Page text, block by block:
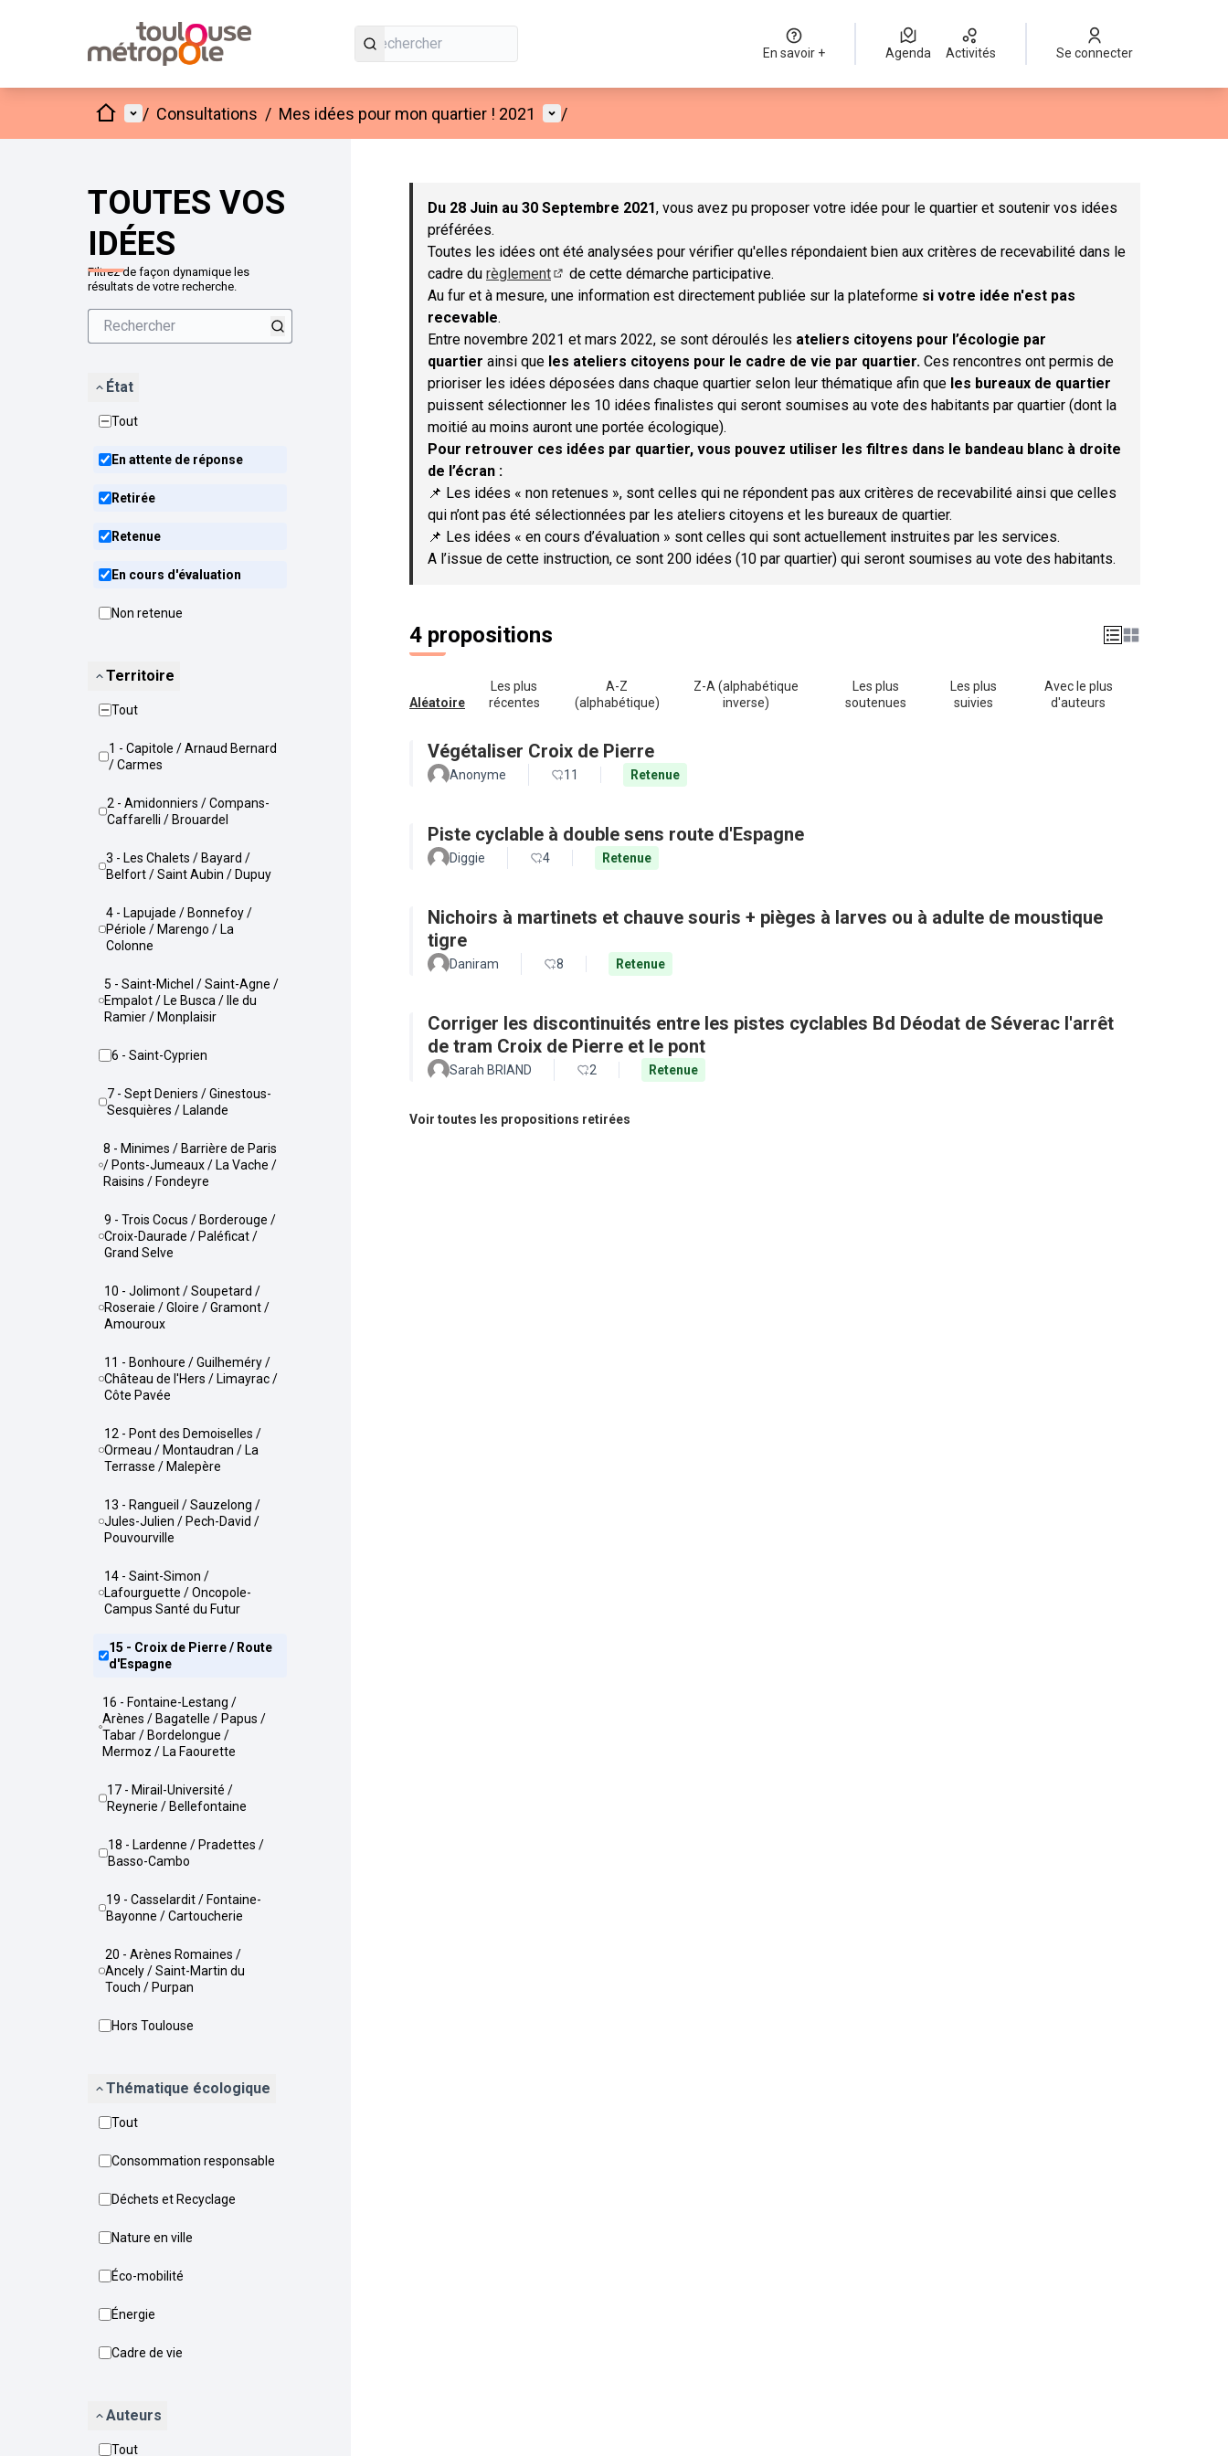
En savoir + Agenda Activités Se connecter
AccueilMenu principal
/ Consultations / Mes idées pour mon quartier ! 2021 Menu utilisateur
/
TOUTES VOS
IDÉES
Filtrez de façon dynamique les
résultats de votre recherche.
État
Tout
En attente de réponse
Retirée
Retenue
En cours d'évaluation
Non retenue
Territoire
Tout
1 - Capitole / Arnaud Bernard
/ Carmes
2 - Amidonniers / Compans-
Caffarelli / Brouardel
3 - Les Chalets / Bayard /
Belfort / Saint Aubin / Dupuy
4 - Lapujade / Bonnefoy /
Périole / Marengo / La
Colonne
5 - Saint-Michel / Saint-Agne /
Empalot / Le Busca / Ile du
Ramier / Monplaisir
6 - Saint-Cyprien
7 - Sept Deniers / Ginestous-
Sesquières / Lalande
8 - Minimes / Barrière de Paris
/ Ponts-Jumeaux / La Vache /
Raisins / Fondeyre
9 - Trois Cocus / Borderouge /
Croix-Daurade / Paléficat /
Grand Selve
10 - Jolimont / Soupetard /
Roseraie / Gloire / Gramont /
Amouroux
11 - Bonhoure / Guilheméry /
Château de l'Hers / Limayrac /
Côte Pavée
12 - Pont des Demoiselles /
Ormeau / Montaudran / La
Terrasse / Malepère
13 - Rangueil / Sauzelong /
Jules-Julien / Pech-David /
Pouvourville
14 - Saint-Simon /
Lafourguette / Oncopole-
Campus Santé du Futur
15 - Croix de Pierre / Route
d'Espagne
16 - Fontaine-Lestang /
Arènes / Bagatelle / Papus /
Tabar / Bordelongue /
Mermoz / La Faourette
17 - Mirail-Université /
Reynerie / Bellefontaine
18 - Lardenne / Pradettes /
Basso-Cambo
19 - Casselardit / Fontaine-
Bayonne / Cartoucherie
20 - Arènes Romaines /
Ancely / Saint-Martin du
Touch / Purpan
Hors Toulouse
Thématique écologique
Tout
Consommation responsable
Déchets et Recyclage
Nature en ville
Éco-mobilité
Énergie
Cadre de vie
Auteurs
Tout
Passer la carte
Du 28 Juin au 30 Septembre 2021, vous avez pu proposer votre idée pour le quartier et soutenir vos idées
préférées.
Toutes les idées ont été analysées pour vérifier qu'elles répondaient bien aux critères de recevabilité dans le
cadre du règlement
(S'ouvre dans un nouvel onglet)
de cette démarche participative.
Au fur et à mesure, une information est directement publiée sur la plateforme si votre idée n'est pas
recevable.
Entre novembre 2021 et mars 2022, se sont déroulés les ateliers citoyens pour l’écologie par
quartier ainsi que les ateliers citoyens pour le cadre de vie par quartier. Ces rencontres ont permis de
prioriser les idées déposées dans chaque quartier selon leur thématique afin que les bureaux de quartier
puissent sélectionner les 10 idées finalistes qui seront soumises au vote des habitants par quartier (dont la
moitié au moins auront une portée écologique).
Pour retrouver ces idées par quartier, vous pouvez utiliser les filtres dans le bandeau blanc à droite
de l’écran :
📌 Les idées « non retenues », sont celles qui ne répondent pas aux critères de recevabilité ainsi que celles
qui n’ont pas été sélectionnées par les ateliers citoyens et les bureaux de quartier.
📌 Les idées « en cours d’évaluation » sont celles qui sont actuellement instruites par les services.
A l’issue de cette instruction, ce sont 200 idées (10 par quartier) qui seront soumises au vote des habitants.
4 propositions
Aléatoire
Les plus
récentes
A-Z
(alphabétique)
Z-A (alphabétique
inverse)
Les plus
soutenues
Les plus
suivies
Avec le plus
d'auteurs
Végétaliser Croix de Pierre
Anonyme 11 Retenue
Piste cyclable à double sens route d'Espagne
Diggie 4 Retenue
Nichoirs à martinets et chauve souris + pièges à larves ou à adulte de moustique
tigre
Daniram 8 Retenue
Corriger les discontinuités entre les pistes cyclables Bd Déodat de Séverac l'arrêt
de tram Croix de Pierre et le pont
Sarah BRIAND 2 Retenue
Voir toutes les propositions retirées